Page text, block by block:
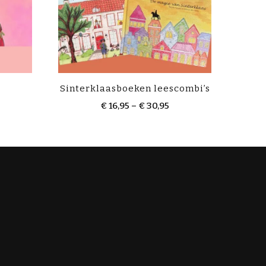
Sinterklaasboeken leescombi’s
€ 16,95 – € 30,95